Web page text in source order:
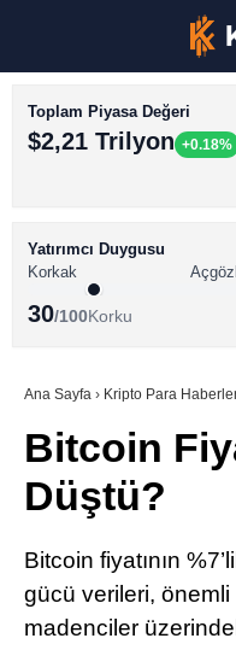
BİTCOİN HABERLERİ
ALTCOİN HABERLERİ
SÖZLÜK
Toplam Piyasa Değeri
$2,21 Trilyon +0.18%
Yatırımcı Duygusu
Korkak
30/100Korku
Ana Sayfa › Kripto Para
Bitcoin
Düştü?
Bitcoin fiyatının
gücü verileri, önemli
madenciler